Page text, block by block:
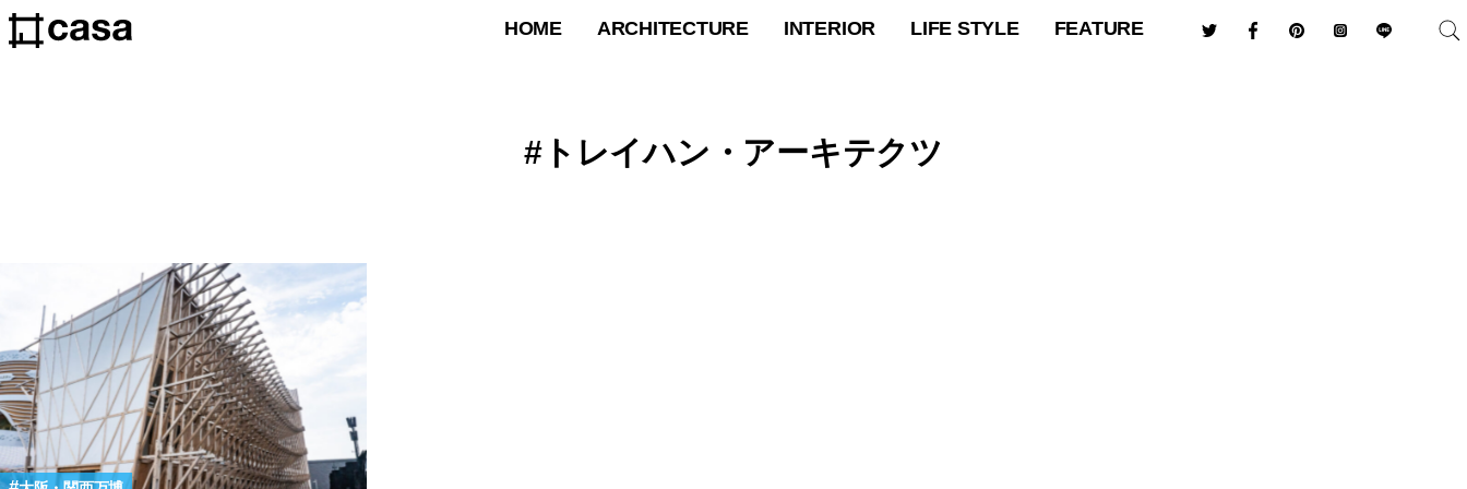
HOME ARCHITECTURE INTERIOR LIFE STYLE FEATURE
トレイハン・アーキテクツ